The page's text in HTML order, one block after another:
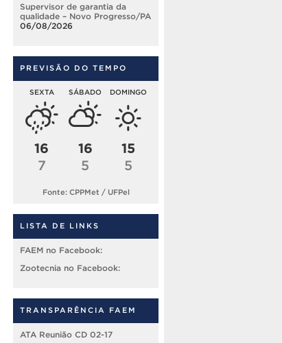
Supervisor de garantia da
qualidade – Novo Progresso/PA
06/08/2026
PREVISÃO DO TEMPO
SEXTA
16
7
SÁBADO
16
5
DOMINGO
15
5
Fonte: CPPMet / UFPel
LISTA DE LINKS
FAEM no Facebook:
Zootecnia no Facebook:
TRANSPARÊNCIA FAEM
ATA Reunião CD 02-17